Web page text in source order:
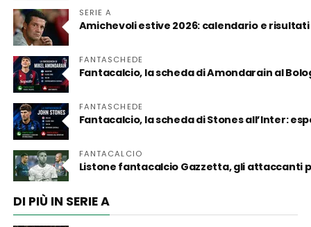
SERIE A
Amichevoli estive 2026: calendario e risultati
FANTASCHEDE
Fantacalcio, la scheda di Amondarain al
FANTASCHEDE
Fantacalcio, la scheda di Stones all’Inter:
FANTACALCIO
Listone fantacalcio Gazzetta, gli attaccanti
DI PIÙ IN SERIE A